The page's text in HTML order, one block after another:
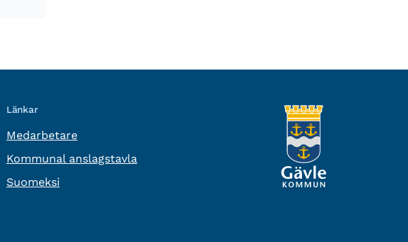
Länkar
Medarbetare
Kommunal anslagstavla
Suomeksi